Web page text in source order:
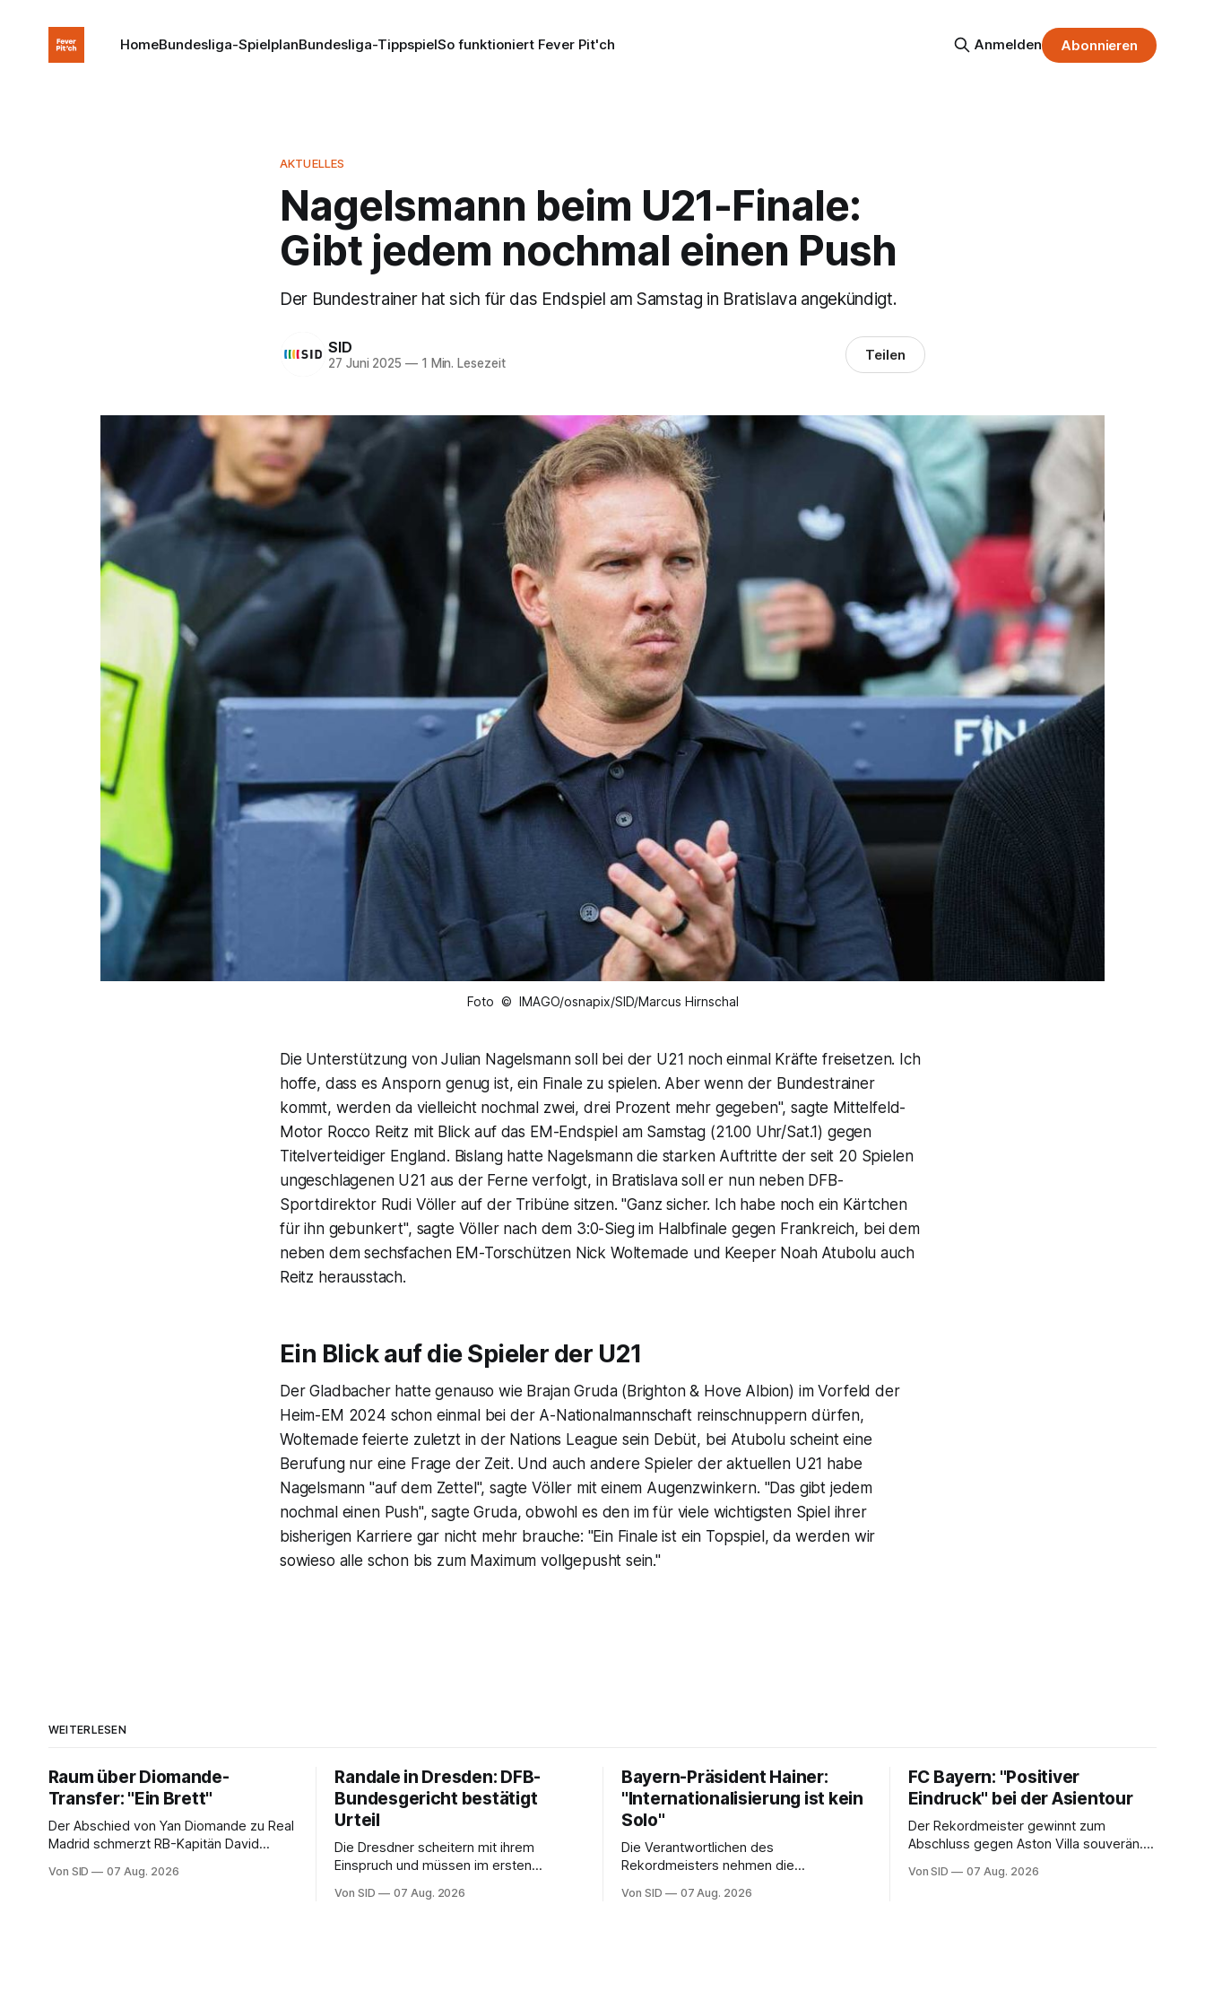
HomeBundesliga-SpielplanBundesliga-TippspielSo funktioniert Fever Pit'ch Anmelden Abonnieren
AKTUELLES
Nagelsmann beim U21-Finale:
Gibt jedem nochmal einen Push
Der Bundestrainer hat sich für das Endspiel am Samstag in Bratislava angekündigt.
SID
27 Juni 2025 —1 Min. Lesezeit Teilen
Foto © IMAGO/osnapix/SID/Marcus Hirnschal
Die Unterstützung von Julian Nagelsmann soll bei der U21 noch einmal Kräfte freisetzen. Ich
hoffe, dass es Ansporn genug ist, ein Finale zu spielen. Aber wenn der Bundestrainer
kommt, werden da vielleicht nochmal zwei, drei Prozent mehr gegeben", sagte Mittelfeld-
Motor Rocco Reitz mit Blick auf das EM-Endspiel am Samstag (21.00 Uhr/Sat.1) gegen
Titelverteidiger England. Bislang hatte Nagelsmann die starken Auftritte der seit 20 Spielen
ungeschlagenen U21 aus der Ferne verfolgt, in Bratislava soll er nun neben DFB-
Sportdirektor Rudi Völler auf der Tribüne sitzen. "Ganz sicher. Ich habe noch ein Kärtchen
für ihn gebunkert", sagte Völler nach dem 3:0-Sieg im Halbfinale gegen Frankreich, bei dem
neben dem sechsfachen EM-Torschützen Nick Woltemade und Keeper Noah Atubolu auch
Reitz herausstach.
Ein Blick auf die Spieler der U21
Der Gladbacher hatte genauso wie Brajan Gruda (Brighton & Hove Albion) im Vorfeld der
Heim-EM 2024 schon einmal bei der A-Nationalmannschaft reinschnuppern dürfen,
Woltemade feierte zuletzt in der Nations League sein Debüt, bei Atubolu scheint eine
Berufung nur eine Frage der Zeit. Und auch andere Spieler der aktuellen U21 habe
Nagelsmann "auf dem Zettel", sagte Völler mit einem Augenzwinkern. "Das gibt jedem
nochmal einen Push", sagte Gruda, obwohl es den im für viele wichtigsten Spiel ihrer
bisherigen Karriere gar nicht mehr brauche: "Ein Finale ist ein Topspiel, da werden wir
sowieso alle schon bis zum Maximum vollgepusht sein."
WEITERLESEN
Raum über Diomande-
Transfer: "Ein Brett"
Der Abschied von Yan Diomande zu Real
Madrid schmerzt RB-Kapitän David
auch stolz.
Von SID 07 Aug. 2026
Randale in Dresden: DFB-
Bundesgericht bestätigt
Urteil
Die Dresdner scheitern mit ihrem
Einspruch und müssen im ersten
Teil ihrer Fans verzichten.
Von SID 07 Aug. 2026
Bayern-Präsident Hainer:
"Internationalisierung ist kein
Solo"
Die Verantwortlichen des
Rekordmeisters nehmen die
Asienreise einmal mehr in die Pflicht.
Von SID 07 Aug. 2026
FC Bayern: "Positiver
Eindruck" bei der Asientour
Der Rekordmeister gewinnt zum
Abschluss gegen Aston Villa souverän.
Manuel Neuers Saisonpremiere munter
Von SID 07 Aug. 2026